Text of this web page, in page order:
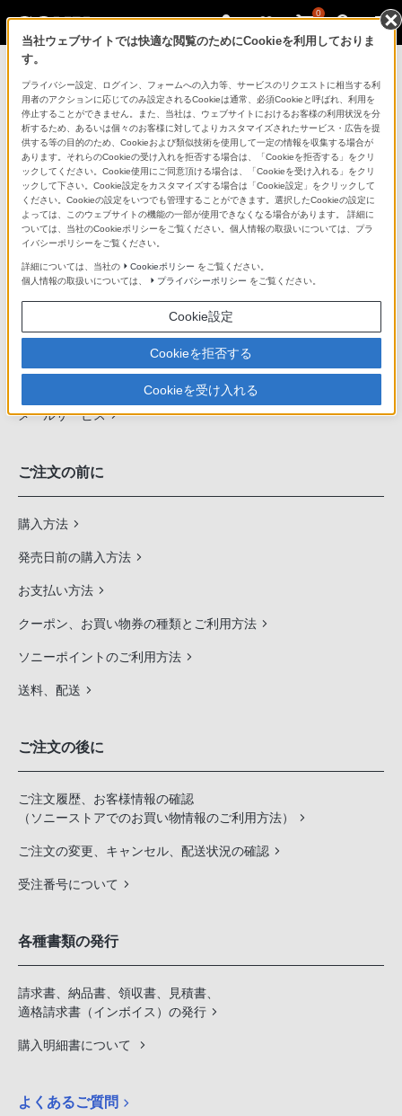
0
ソニーストアのご利用ガイド
ご利用ガイドでは、ソニーストアのご利用方法・サービ
スに関しまとめてご案内しております。
ご利用の前に
ソニーストア 店舗のご案内
ソニーショップ（ソニーストア取次店）のご案内
ソニーストアの特典・サービス
（長期保証、下取サービス、設置・設定サービスなど）
定期クーポンのプレゼントについて
メールサービス
ご注文の前に
購入方法
発売日前の購入方法
お支払い方法
クーポン、お買い物券の種類とご利用方法
ソニーポイントのご利用方法
送料、配送
ご注文の後に
ご注文履歴、お客様情報の確認
（ソニーストアでのお買い物情報のご利用方法）
ご注文の変更、キャンセル、配送状況の確認
受注番号について
各種書類の発行
請求書、納品書、領収書、見積書、
適格請求書（インボイス）の発行
購入明細書について
よくあるご質問
当社ウェブサイトでは快適な閲覧のためにCookieを利用しておりま
す。
プライバシー設定、ログイン、フォームへの入力等、サービスのリクエストに相当する利
用者のアクションに応じてのみ設定されるCookieは通常、必須Cookieと呼ばれ、利用を
停止することができません。また、当社は、ウェブサイトにおけるお客様の利用状況を分
析するため、あるいは個々のお客様に対してよりカスタマイズされたサービス・広告を提
供する等の目的のため、Cookieおよび類似技術を使用して一定の情報を収集する場合が
あります。それらのCookieの受け入れを拒否する場合は、「Cookieを拒否する」をクリ
ックしてください。Cookie使用にご同意頂ける場合は、「Cookieを受け入れる」をクリ
ックして下さい。Cookie設定をカスタマイズする場合は「Cookie設定」をクリックして
ください。Cookieの設定をいつでも管理することができます。選択したCookieの設定に
よっては、このウェブサイトの機能の一部が使用できなくなる場合があります。 詳細に
ついては、当社のCookieポリシーをご覧ください。個人情報の取扱いについては、プラ
イバシーポリシーをご覧ください。
詳細については、当社の Cookieポリシー をご覧ください。
個人情報の取扱いについては、
プライバシーポリシー をご覧ください。
Cookie設定
Cookieを拒否する
Cookieを受け入れる